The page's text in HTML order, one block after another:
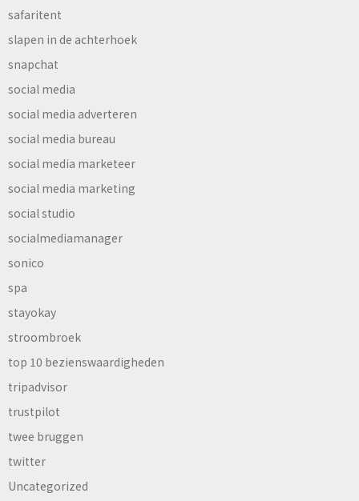
safaritent
slapen in de achterhoek
snapchat
social media
social media adverteren
social media bureau
social media marketeer
social media marketing
social studio
socialmediamanager
sonico
spa
stayokay
stroombroek
top 10 bezienswaardigheden
tripadvisor
trustpilot
twee bruggen
twitter
Uncategorized